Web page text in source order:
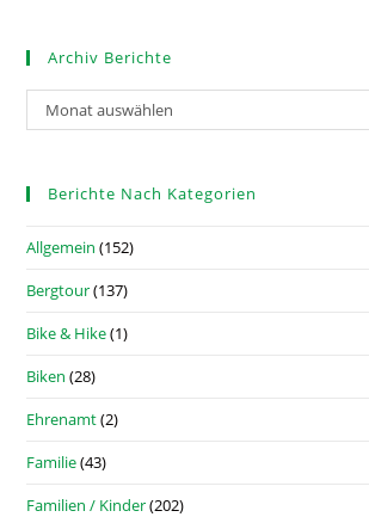
Archiv Berichte
Monat auswählen
Berichte Nach Kategorien
Allgemein (152)
Bergtour(137)
Bike & Hike(1)
Biken (28)
Ehrenamt(2)
Familie(43)
Familien / Kinder(202)